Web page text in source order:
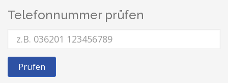
Telefonnummer prüfen
Prüfen